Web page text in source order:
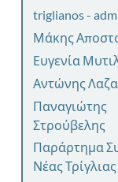
triglianos -
Μάκης
Ευγενία
Αντώνης
Παναγιώτης
Στρούβελης
Παράρτημα
Νέας Τρίγλιας